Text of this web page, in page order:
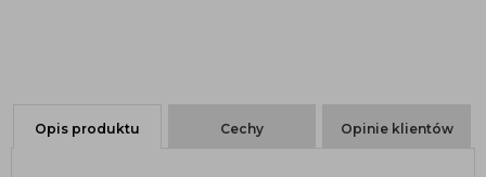
Opis produktu Cechy Opinie klientów